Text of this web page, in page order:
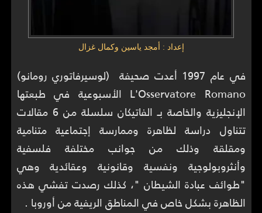
إعداد : أمجد ياسين وكمال غزال
في عام 1997 أعدت صحيفة (لوسيرفاتوري رومانو)
L'Osservatore Romano الأسبوعية في طبعتها
الإنجليزية والخاصة بـ الفاتيكان سلسلة من 6 مقالات
تتناول دراسة لظاهرة وممارسة إجتماعية متنامية
ومقلقة وذلك من جوانب مختلفة فلسفية
وأنثروبولوجية ونفسية وقانونية وعقائدية وهي
"طوائف عبادة الشيطان "، كذلك رصدت تفشي هذه
الظاهرة بشكل خاص في المناطق الريفية من أوروبا .